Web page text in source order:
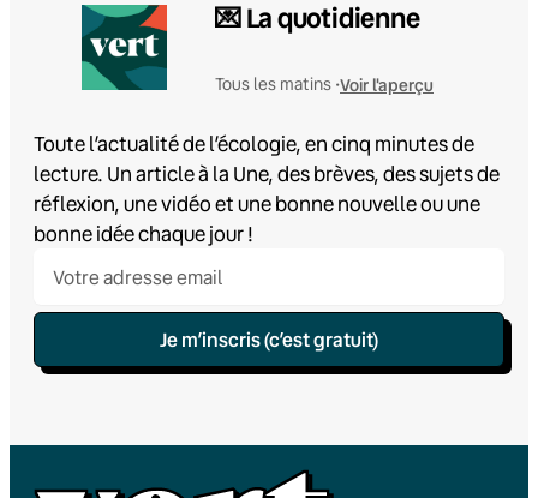
💌 La quotidienne
Tous les matins •Voir l'aperçu
Toute l’actualité de l’écologie, en cinq minutes de
lecture. Un article à la Une, des brèves, des sujets de
réflexion, une vidéo et une bonne nouvelle ou une
bonne idée chaque jour !
Je m’inscris (c’est gratuit)